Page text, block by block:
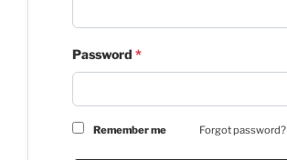
Password *
Remember me Forgot password?